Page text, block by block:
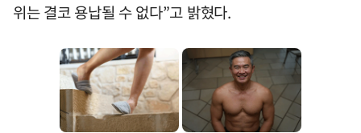
위는 결코 용납될 수 없다”고 밝혔다.